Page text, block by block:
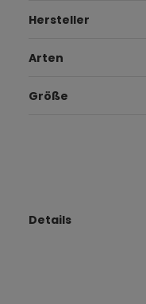
Hersteller
Arten
Größe
Details